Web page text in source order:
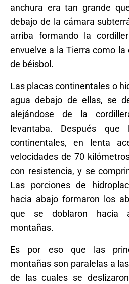
anchura era tan grande
debajo de la cámara
arriba formando la
envuelve a la Tierra como
de béisbol.
Las placas continentales o
agua debajo de ellas, se
alejándose de la
levantaba. Después
continentales, en lenta
velocidades de 70
con resistencia, y se
Las porciones de
hacia abajo formaron los
que se doblaron hacia
montañas.
Es por eso que las
montañas son paralelas a
de las cuales se